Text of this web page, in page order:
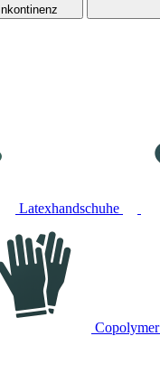
Inkontinenz
Latexhandschuhe
Copolymer